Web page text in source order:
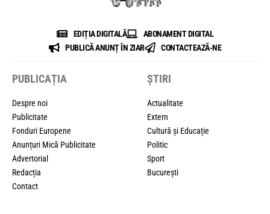
EDIȚIA DIGITALĂ
ABONAMENT DIGITAL
PUBLICĂ ANUNȚ ÎN ZIAR
CONTACTEAZĂ-NE
PUBLICAȚIA
Despre noi
Publicitate
Fonduri Europene
Anunțuri Mică Publicitate
Advertorial
Redacția
Contact
ȘTIRI
Actualitate
Extern
Cultură și Educație
Politic
Sport
București